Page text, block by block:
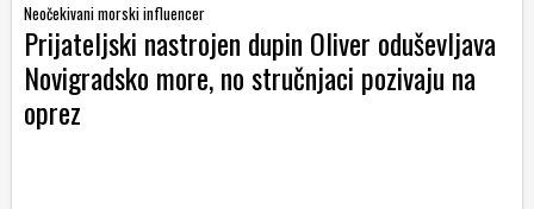
Neočekivani morski influencer
Prijateljski nastrojen dupin Oliver oduševljava
Novigradsko more, no stručnjaci pozivaju na
oprez